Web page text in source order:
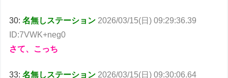
30:名無しステーション 2026/03/15(日) 09:29:36.39
ID:7VWK+neg0
さて、こっち
33:名無しステーション 2026/03/15(日) 09:30:06.64